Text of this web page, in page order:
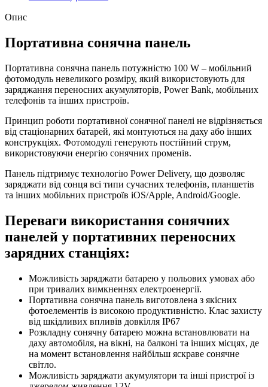
Опис
Портативна сонячна панель
Портативна сонячна панель потужністю 100 W – мобільний
фотомодуль невеликого розміру, який використовують для
заряджання переносних акумуляторів, Power Bank, мобільних
телефонів та інших пристроїв.
Принцип роботи портативної сонячної панелі не відрізняється
від стаціонарних батарей, які монтуються на даху або інших
конструкціях. Фотомодулі генерують постійний струм,
використовуючи енергію сонячних променів.
Панель підтримує технологію Power Delivery, що дозволяє
заряджати від сонця всі типи сучасних телефонів, планшетів
та інших мобільних пристроїв iOS/Apple, Android/Google.
Переваги використання сонячних
панелей у портативних переносних
зарядних станціях:
Можливість заряджати батарею у польових умовах або
при тривалих вимкненнях електроенергії.
Портативна сонячна панель виготовлена з якісних
фотоелементів із високою продуктивністю. Клас захисту
від шкідливих впливів довкілля IP67
Розкладну сонячну батарею можна встановлювати на
даху автомобіля, на вікні, на балконі та інших місцях, де
на момент встановлення найбільш яскраве сонячне
світло.
Можливість заряджати акумулятори та інші пристрої із